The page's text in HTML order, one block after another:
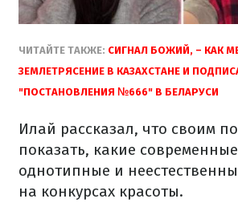
ЧИТАЙТЕ ТАКЖЕ: СИГНАЛ БОЖИЙ, – КАК
ЗЕМЛЕТРЯСЕНИЕ В КАЗАХСТАНЕ И
"ПОСТАНОВЛЕНИЯ №666" В БЕЛАРУСИ
Илай рассказал, что своим
показать, какие
однотипные и
на конкурсах красоты.